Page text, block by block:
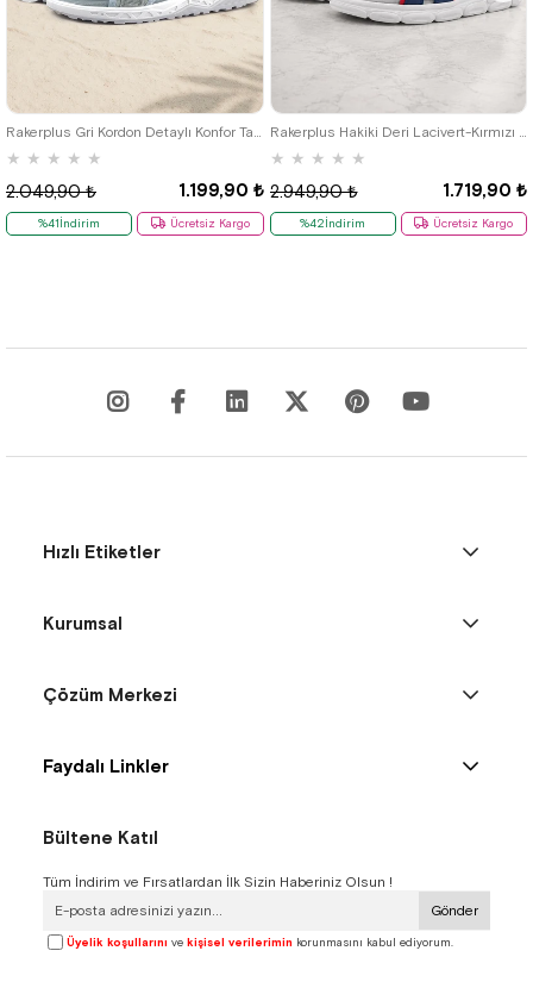
★ ★ ★ ★ ★
1.199,90 ₺
2.049,90 ₺
%41İndirim Ücretsiz Kargo
29 30 31
32
33
34 35 36
★ ★ ★ ★ ★
1.719,90 ₺
2.949,90 ₺
%42İndirim Ücretsiz Kargo
30
Hızlı Etiketler
Kurumsal
Çözüm Merkezi
Faydalı Linkler
Bültene Katıl
Tüm İndirim ve Fırsatlardan İlk Sizin Haberiniz Olsun !
Gönder
Üyelik koşullarını ve kişisel verilerimin korunmasını kabul ediyorum.